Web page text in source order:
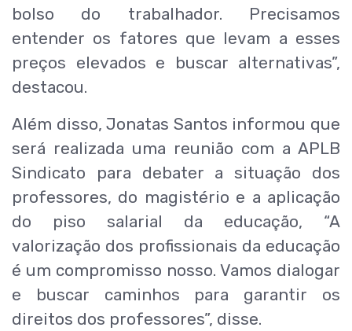
bolso do trabalhador. Precisamos
entender os fatores que levam a esses
preços elevados e buscar alternativas”,
destacou.
Além disso, Jonatas Santos informou que
será realizada uma reunião com a APLB
Sindicato para debater a situação dos
professores, do magistério e a aplicação
do piso salarial da educação, “A
valorização dos profissionais da educação
é um compromisso nosso. Vamos dialogar
e buscar caminhos para garantir os
direitos dos professores”, disse.